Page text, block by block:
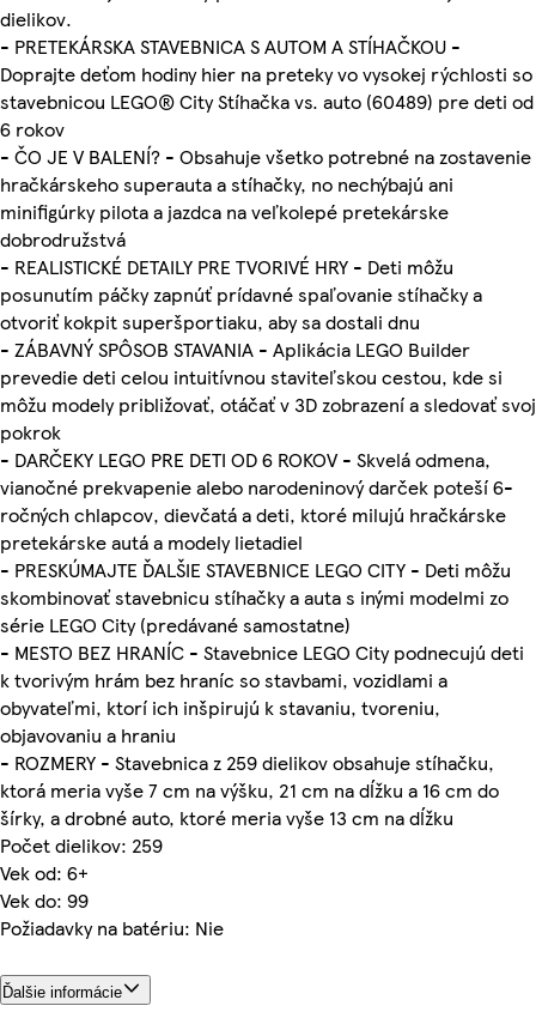
dielikov.
- PRETEKÁRSKA STAVEBNICA S AUTOM A STÍHAČKOU -
Doprajte deťom hodiny hier na preteky vo vysokej rýchlosti so
stavebnicou LEGO® City Stíhačka vs. auto (60489) pre deti od
6 rokov
- ČO JE V BALENÍ? - Obsahuje všetko potrebné na zostavenie
hračkárskeho superauta a stíhačky, no nechýbajú ani
minifigúrky pilota a jazdca na veľkolepé pretekárske
dobrodružstvá
- REALISTICKÉ DETAILY PRE TVORIVÉ HRY - Deti môžu
posunutím páčky zapnúť prídavné spaľovanie stíhačky a
otvoriť kokpit superšportiaku, aby sa dostali dnu
- ZÁBAVNÝ SPÔSOB STAVANIA - Aplikácia LEGO Builder
prevedie deti celou intuitívnou staviteľskou cestou, kde si
môžu modely približovať, otáčať v 3D zobrazení a sledovať svoj
pokrok
- DARČEKY LEGO PRE DETI OD 6 ROKOV - Skvelá odmena,
vianočné prekvapenie alebo narodeninový darček poteší 6-
ročných chlapcov, dievčatá a deti, ktoré milujú hračkárske
pretekárske autá a modely lietadiel
- PRESKÚMAJTE ĎALŠIE STAVEBNICE LEGO CITY - Deti môžu
skombinovať stavebnicu stíhačky a auta s inými modelmi zo
série LEGO City (predávané samostatne)
- MESTO BEZ HRANÍC - Stavebnice LEGO City podnecujú deti
k tvorivým hrám bez hraníc so stavbami, vozidlami a
obyvateľmi, ktorí ich inšpirujú k stavaniu, tvoreniu,
objavovaniu a hraniu
- ROZMERY - Stavebnica z 259 dielikov obsahuje stíhačku,
ktorá meria vyše 7 cm na výšku, 21 cm na dĺžku a 16 cm do
šírky, a drobné auto, ktoré meria vyše 13 cm na dĺžku
Počet dielikov: 259
Vek od: 6+
Vek do: 99
Požiadavky na batériu: Nie
Ďalšie informácie